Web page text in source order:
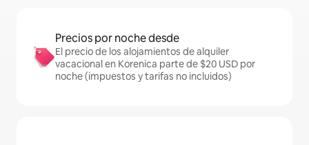
Precios por noche desde
El precio de los alojamientos de alquiler
vacacional en Korenica parte de $20 USD por
noche (impuestos y tarifas no incluidos)